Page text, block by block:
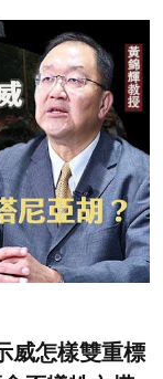
威怎樣雙重標